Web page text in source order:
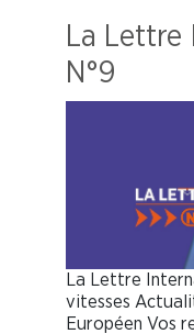
La Lettre
N°9
La Lettre
vitesses
Européen Vos